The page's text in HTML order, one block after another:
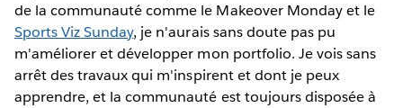
de la communauté comme le Makeover Monday et le
Sports Viz Sunday, je n'aurais sans doute pas pu
m'améliorer et développer mon portfolio. Je vois sans
arrêt des travaux qui m'inspirent et dont je peux
apprendre, et la communauté est toujours disposée à